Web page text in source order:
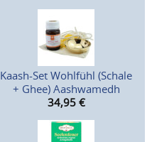
Kaash-Set Wohlfühl (Schale
+ Ghee) Aashwamedh
34,95 €